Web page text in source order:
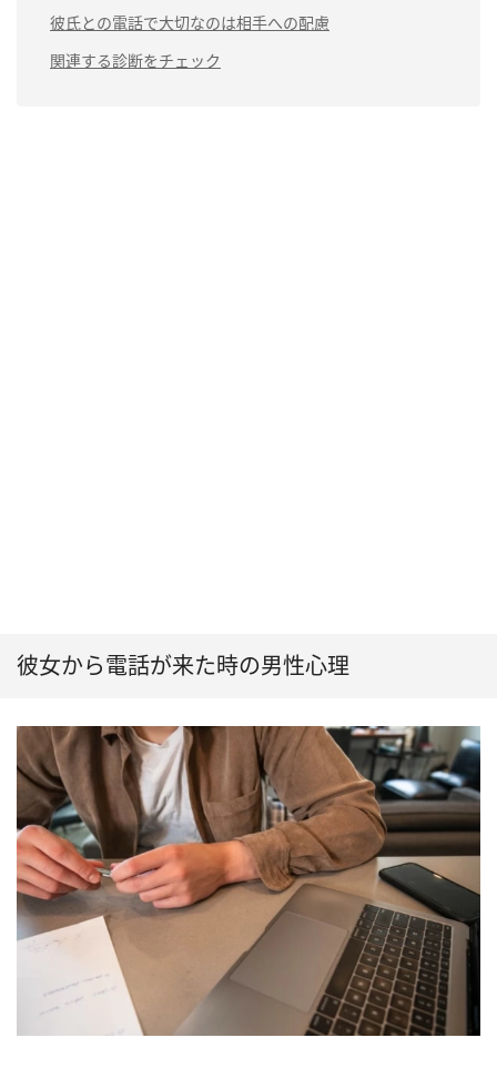
彼氏との電話で大切なのは相手への配慮
関連する診断をチェック
彼女から電話が来た時の男性心理